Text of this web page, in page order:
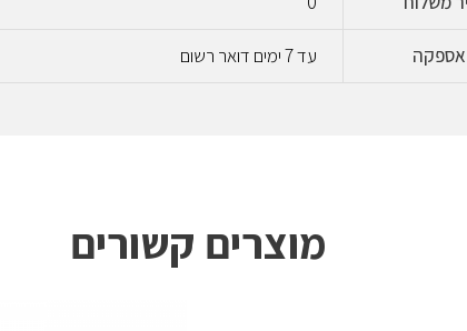
אספקה עד 7 ימים דואר רשום
מוצרים קשורים